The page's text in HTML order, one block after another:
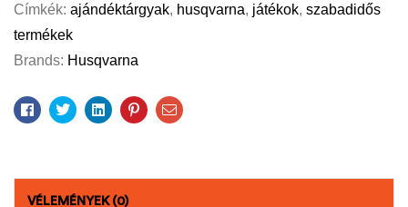
Címkék: ajándéktárgyak, husqvarna, játékok, szabadidős
termékek
Brands: Husqvarna
Facebook
TwitterLinkedinPinterestEmail
VÉLEMÉNYEK (0)